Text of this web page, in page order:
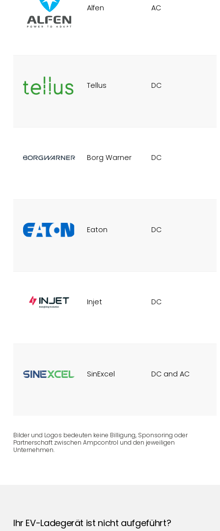
Alfen AC
Tellus DC
Borg Warner DC
Eaton DC
Injet DC
SinExcel DC and AC
Bilder und Logos bedeuten keine Billigung, Sponsoring oder
Partnerschaft zwischen Ampcontrol und den jeweiligen
Unternehmen.
Ihr EV-Ladegerät ist nicht aufgeführt?